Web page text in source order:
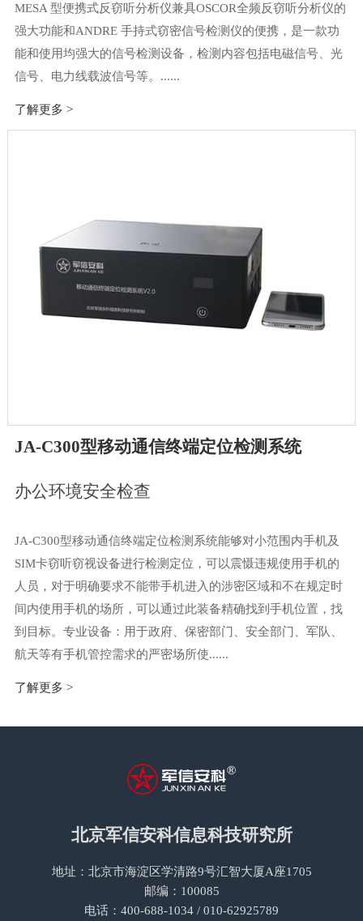
MESA 型便携式反窃听分析仪兼具OSCOR全频反窃听分析仪的
强大功能和ANDRE 手持式窃密信号检测仪的便携，是一款功
能和使用均强大的信号检测设备，检测内容包括电磁信号、光
信号、电力线载波信号等。......
了解更多 >
JA-C300型移动通信终端定位检测系统
办公环境安全检查
JA-C300型移动通信终端定位检测系统能够对小范围内手机及
SIM卡窃听窃视设备进行检测定位，可以震慑违规使用手机的
人员，对于明确要求不能带手机进入的涉密区域和不在规定时
间内使用手机的场所，可以通过此装备精确找到手机位置，找
到目标。专业设备：用于政府、保密部门、安全部门、军队、
航天等有手机管控需求的严密场所使......
了解更多 >
北京军信安科信息科技研究所
地址：北京市海淀区学清路9号汇智大厦A座1705
邮编：100085
电话：400-688-1034 / 010-62925789